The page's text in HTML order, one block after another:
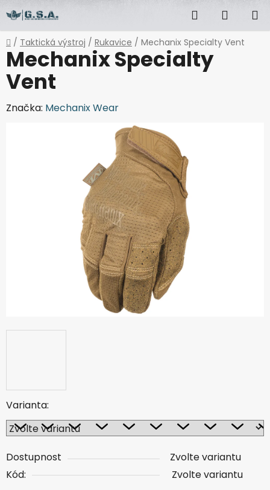
na
obsah
Hledat
KOŠÍK
Domů
/ Taktická výstroj / Rukavice / Mechanix Specialty Vent
Varianta:
Dostupnost
Zvolte variantu
Kód:
Zvolte variantu
Mechanix Specialty
Vent
Značka: Mechanix Wear